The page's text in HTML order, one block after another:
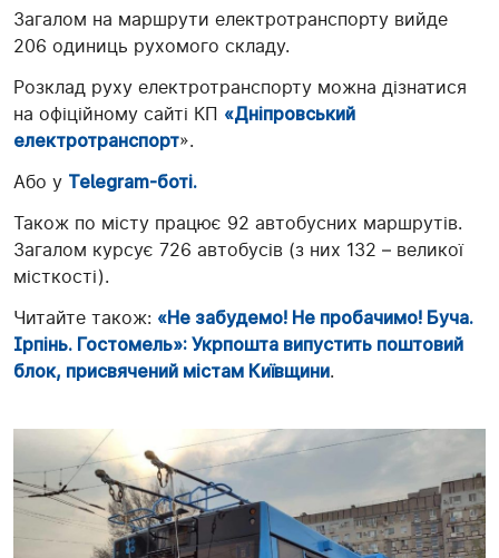
Загалом на маршрути електротранспорту вийде
206 одиниць рухомого складу.
Розклад руху електротранспорту можна дізнатися
на офіційному сайті КП «Дніпровський
електротранспорт».
Або у Telegram-боті.
Також по місту працює 92 автобусних маршрутів.
Загалом курсує 726 автобусів (з них 132 – великої
місткості).
Читайте також: «Не забудемо! Не пробачимо! Буча.
Ірпінь. Гостомель»: Укрпошта випустить поштовий
блок, присвячений містам Київщини.